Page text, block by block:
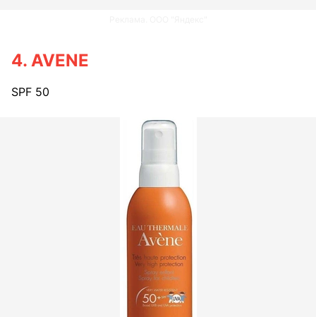
4. AVENE
SPF 50